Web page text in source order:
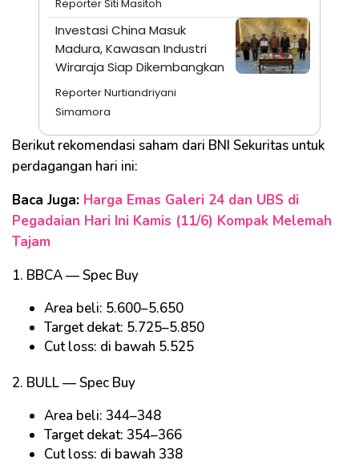
Reporter Siti Masitoh
Investasi China Masuk
Madura, Kawasan Industri
Wiraraja Siap Dikembangkan
Reporter Nurtiandriyani
Simamora
Berikut rekomendasi saham dari BNI Sekuritas untuk
perdagangan hari ini:
Baca Juga: Harga Emas Galeri 24 dan UBS di
Pegadaian Hari Ini Kamis (11/6) Kompak Melemah
Tajam
1. BBCA — Spec Buy
Area beli: 5.600–5.650
Target dekat: 5.725–5.850
Cut loss: di bawah 5.525
2. BULL — Spec Buy
Area beli: 344–348
Target dekat: 354–366
Cut loss: di bawah 338